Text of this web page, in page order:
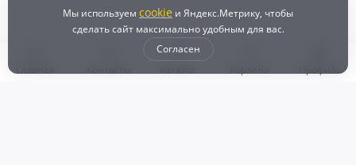
Мы используем cookie и Яндекс.Метрику, чтобы
сделать сайт максимально удобным для вас.
Согласен